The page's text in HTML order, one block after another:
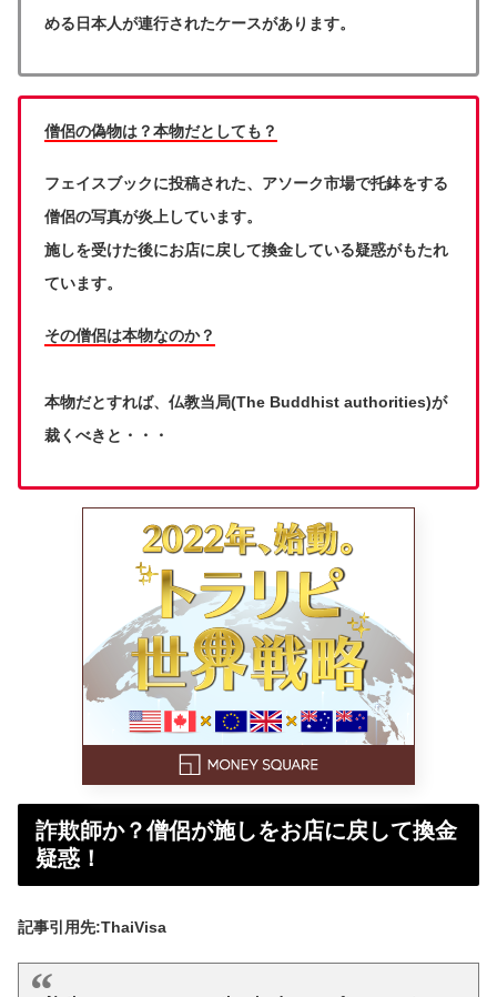
める日本人が連行されたケースがあります。
僧侶の偽物は？本物だとしても？
フェイスブックに投稿された、アソーク市場で托鉢をする
僧侶の写真が炎上しています。
施しを受けた後にお店に戻して換金している疑惑がもたれ
ています。
その僧侶は本物なのか？
本物だとすれば、仏教当局(The Buddhist authorities)が
裁くべきと・・・
詐欺師か？僧侶が施しをお店に戻して換金
疑惑！
記事引用先:ThaiVisa